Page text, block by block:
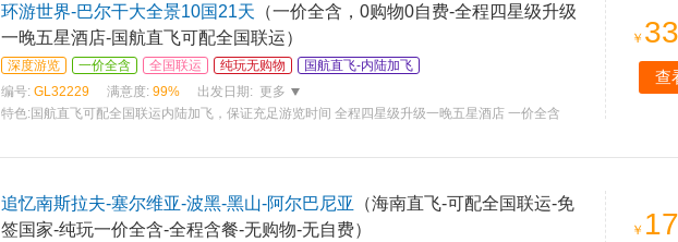
环游世界-巴尔干大全景10国21天 （一价全含，0购物0自费-全程四星级升级
一晚五星酒店-国航直飞可配全国联运）
深度游览 一价全含 全国联运 纯玩无购物
国航直飞-内陆加飞
编号: GL32229 满意度: 99% 出发日期: 更多
特色: 国航直飞可配全国联运内陆加飞，保证充足游览时间 全程四星级升级一晚五星酒店 一价全含
￥
查
追忆南斯拉夫-塞尔维亚-波黑-黑山-阿尔巴尼亚
（海南直飞-可配全国联运-免
签国家-纯玩一价全含-全程含餐-无购物-无自费）
￥